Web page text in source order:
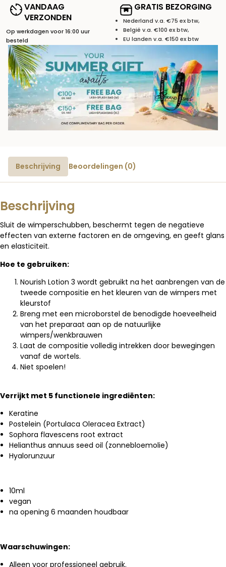
VANDAAG
VERZONDEN
Op werkdagen voor 16:00 uur
besteld
GRATIS BEZORGING
Nederland v.a. €75 ex btw,
België v.a. €100 ex btw,
EU landen v.a. €150 ex btw
Beschrijving Beoordelingen (0)
Beschrijving
Sluit de wimperschubben, beschermt tegen de negatieve
effecten van externe factoren en de omgeving, en geeft glans
en elasticiteit.
Hoe te gebruiken:
Nourish Lotion 3 wordt gebruikt na het aanbrengen van de
tweede compositie en het kleuren van de wimpers met
kleurstof
Breng met een microborstel de benodigde hoeveelheid
van het preparaat aan op de natuurlijke
wimpers/wenkbrauwen
Laat de compositie volledig intrekken door bewegingen
vanaf de wortels.
Niet spoelen!
Verrijkt met 5 functionele ingrediënten:
Keratine
Postelein (Portulaca Oleracea Extract)
Sophora flavescens root extract
Helianthus annuus seed oil (zonnebloemolie)
Hyalorunzuur
10ml
vegan
na opening 6 maanden houdbaar
Waarschuwingen:
Alleen voor professioneel gebruik.